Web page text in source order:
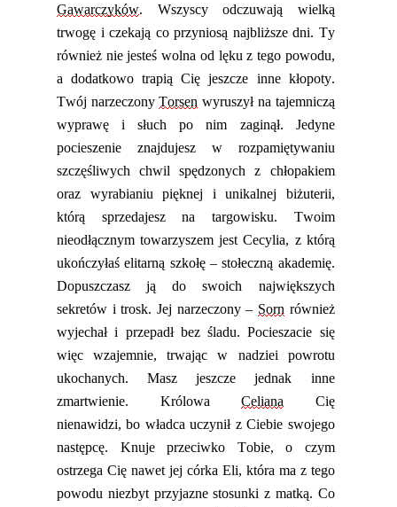
Gawarczyków. Wszyscy odczuwają wielką
trwogę i czekają co przyniosą najbliższe dni. Ty
również nie jesteś wolna od lęku z tego powodu,
a dodatkowo trapią Cię jeszcze inne kłopoty.
Twój narzeczonyTorsen wyruszył na tajemniczą
wyprawę i słuchpo nim zaginął. Jedyne
pocieszenie znajdujesz w rozpamiętywaniu
szczęśliwych chwil spędzonych z chłopakiem
oraz wyrabianiu pięknej i unikalnej biżuterii,
którą sprzedajesz na targowisku. Twoim
nieodłącznym towarzyszem jest Cecylia, z którą
ukończyłaś elitarną szkołę – stołeczną akademię.
Dopuszczasz ją do swoich największych
sekretów i trosk. Jej narzeczony – Sorn również
wyjechał i przepadł bez śladu. Pocieszacie się
więc wzajemnie, trwając w nadziei powrotu
ukochanych.
Masz jeszcze jednak inne
zmartwienie. KrólowaCeliana
Cię
nienawidzi,bo władca uczynił z Ciebie swojego
następcę. Knuje przeciwko Tobie, o czym
ostrzega Cię nawet jej córka Eli, która ma z tego
powodu niezbyt przyjazne stosunki z matką. Co